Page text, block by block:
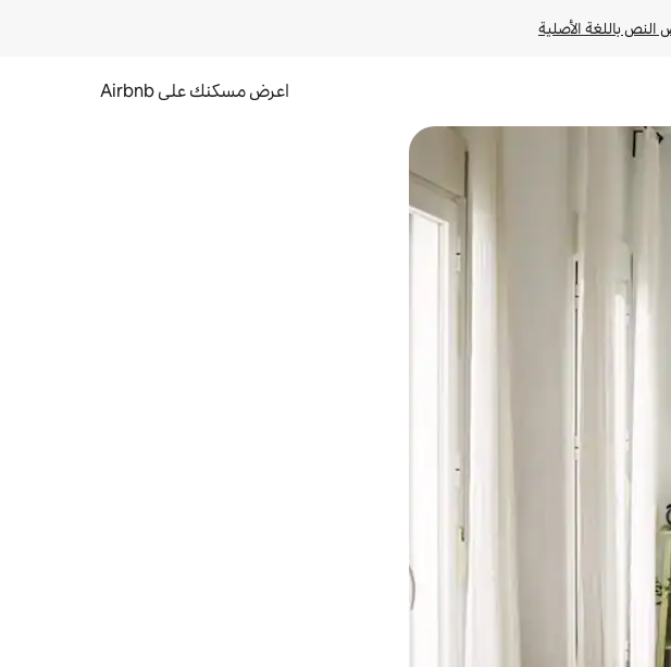
النص باللغة الأصلية
اعرض مسكنك على Airbnb